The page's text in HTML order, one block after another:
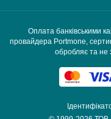
Оплата банківськими
провайдера Portmone,
обробляє та не